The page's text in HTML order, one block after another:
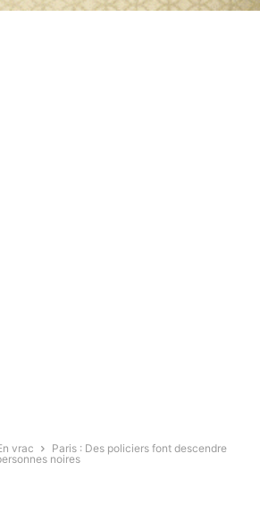
vrac
Paris : Des policiers font descendre
noires